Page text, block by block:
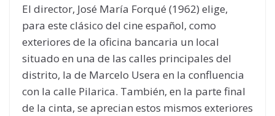
El director, José María Forqué (1962) elige,
para este clásico del cine español, como
exteriores de la oficina bancaria un local
situado en una de las calles principales del
distrito, la de Marcelo Usera en la confluencia
con la calle Pilarica. También, en la parte final
de la cinta, se aprecian estos mismos exteriores